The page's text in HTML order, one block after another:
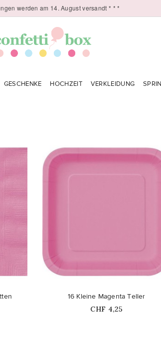
werden am 14. August versandt * * *
GESCHENKE HOCHZEIT VERKLEIDUNG
favorite_border
16 Kleine Magenta Teller
Price
CHF 4,25